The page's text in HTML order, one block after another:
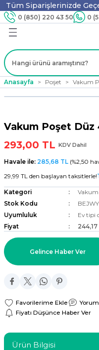
Tüm Siparişlerinizde
0 (850) 220 43 50 0
Geri
Geri
Ürünleri
Geri
Geri
Tahta Karıştırıcı
Geri
Kapları
Geri
Geri
Geri
Anasayfa Poşet Vakum
Vakum Poşet Düz
293,00 TL KDV Dahil
Havale ile: 285,68 TL (%2,50
29,99 TL den başlayan taksitlerle!
Kategori
Stok Kodu
Uyumluluk
Ev tipi
Fiyat
Gelince Haber Ver
Yorum
Fiyatı Düşünce Haber Ver
Ürün Bilgisi